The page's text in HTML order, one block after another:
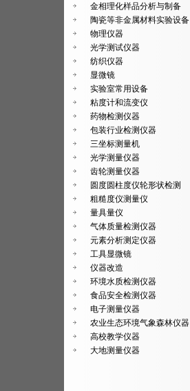
金相理化样品分析与制备
陶瓷等非金属材料实验设备
物理仪器
光学测试仪器
纺织仪器
显微镜
实验室常用设备
粘度计和流变仪
药物检测仪器
包装行业检测仪器
三坐标测量机
光学测量仪器
齿轮测量仪器
圆度圆柱度仪轮形状检测
粗糙度仪测量仪
量具量仪
气体质量检测仪器
元素分析测定仪器
工具显微镜
仪器改造
环境水质检测仪器
食品安全检测仪器
电子测量仪器
农业生态环境气象森林仪器
高校教学仪器
大地测量仪器